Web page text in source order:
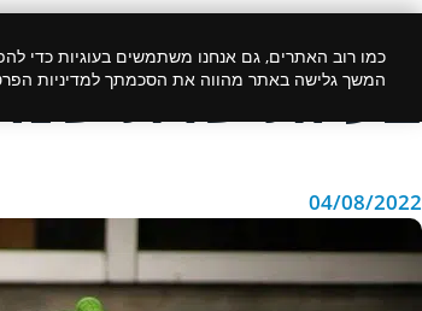
כמו רוב האתרים, גם אנחנו משתמשים בעוגיות כדי
המשך גלישה באתר מהווה את הסכמתך למדיניות
בעיות שרת
04/08/2022